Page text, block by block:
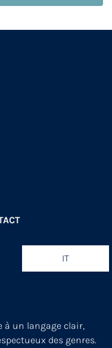
IT
à un langage clair,
des genres.